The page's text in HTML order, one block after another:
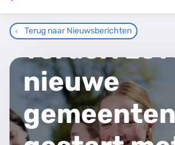
Terug naar Nieuwsberichten
OKO groeit
verder:
nieuwe
gemeenten